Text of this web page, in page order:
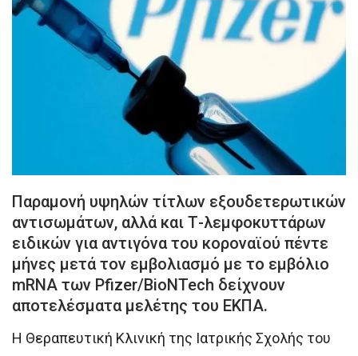
Παραμονή υψηλών τίτλων εξουδετερωτικών
αντισωμάτων, αλλά και Τ-λεμφοκυττάρων
ειδικών για αντιγόνα του κοροναϊού πέντε
μήνες μετά τον εμβολιασμό με το εμβόλιο
mRNA των Pfizer/BioNTech δείχνουν
αποτελέσματα μελέτης του ΕΚΠΑ.
Η Θεραπευτική Κλινική της Ιατρικής Σχολής του